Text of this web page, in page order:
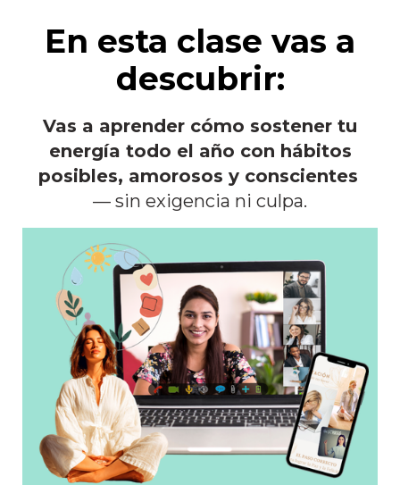
En esta clase vas a
descubrir:
Vas a aprender cómo sostener tu
energía todo el año con hábitos
posibles, amorosos y conscientes
— sin exigencia ni culpa.